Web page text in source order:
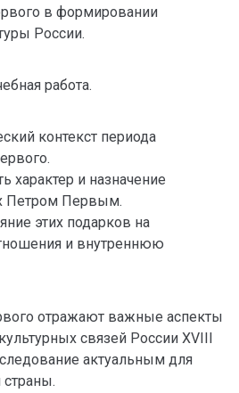
в формировании
России.
работа.
контекст периода
характер и назначение
Петром Первым.
этих подарков на
и внутреннюю
отражают важные аспекты
связей России XVIII
актуальным для
страны.